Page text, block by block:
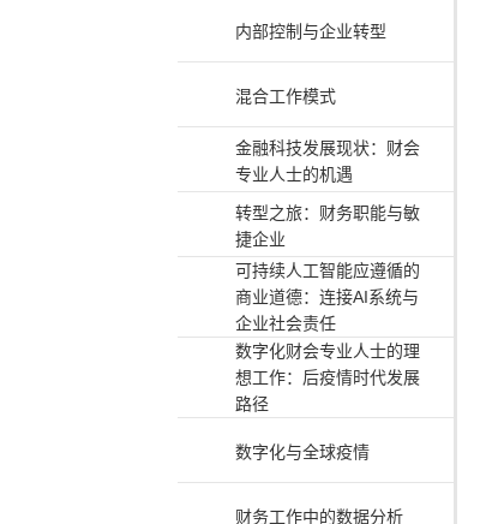
内部控制与企业转型
混合工作模式
金融科技发展现状：财会
专业人士的机遇
转型之旅：财务职能与敏
捷企业
可持续人工智能应遵循的
商业道德：连接AI系统与
企业社会责任
数字化财会专业人士的理
想工作：后疫情时代发展
路径
数字化与全球疫情
财务工作中的数据分析